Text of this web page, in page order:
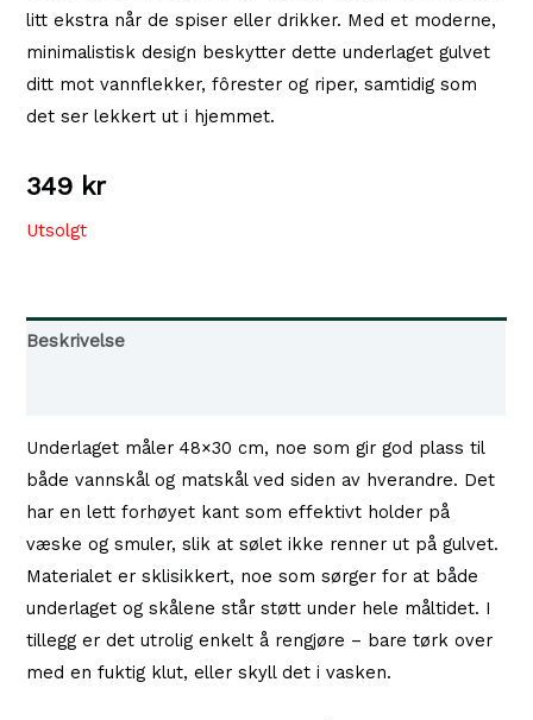
litt ekstra når de spiser eller drikker. Med et moderne,
minimalistisk design beskytter dette underlaget gulvet
ditt mot vannflekker, fôrester og riper, samtidig som
det ser lekkert ut i hjemmet.
349 kr
Utsolgt
Beskrivelse
Underlaget måler 48×30 cm, noe som gir god plass til
både vannskål og matskål ved siden av hverandre. Det
har en lett forhøyet kant som effektivt holder på
væske og smuler, slik at sølet ikke renner ut på gulvet.
Materialet er sklisikkert, noe som sørger for at både
underlaget og skålene står støtt under hele måltidet. I
tillegg er det utrolig enkelt å rengjøre – bare tørk over
med en fuktig klut, eller skyll det i vasken.